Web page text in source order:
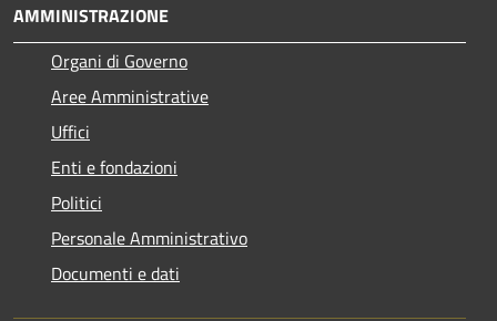
AMMINISTRAZIONE
Organi di Governo
Aree Amministrative
Uffici
Enti e fondazioni
Politici
Personale Amministrativo
Documenti e dati